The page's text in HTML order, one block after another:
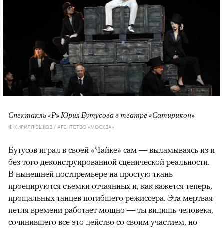
Спектакль «Р» Юрия Бутусова в театре «Сатирикон»
© КИРИЛЛ ЗЫКОВ / АГЕНТСТВО «МОСКВА»
Бутусов играл в своей «Чайке» сам — выламываясь из и
без того деконструированной сценической реальности.
В нынешней постпремьере на простую ткань
проецируются съемки отчаянных и, как кажется теперь,
прощальных танцев погибшего режиссера. Эта мертвая
петля времени работает мощно — ты видишь человека,
сочинившего все это действо со своим участием, но